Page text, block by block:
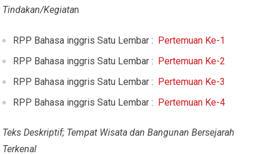
Tindakan/Kegiatan
RPP Bahasa inggris Satu Lembar :
Pertemuan Ke-1
RPP Bahasa inggris Satu Lembar :
Pertemuan Ke-2
RPP Bahasa inggris Satu Lembar :
Pertemuan Ke-3
RPP Bahasa inggris Satu Lembar :
Pertemuan Ke-4
Teks Deskriptif; Tempat Wisata dan Bangunan Bersejarah
Terkenal